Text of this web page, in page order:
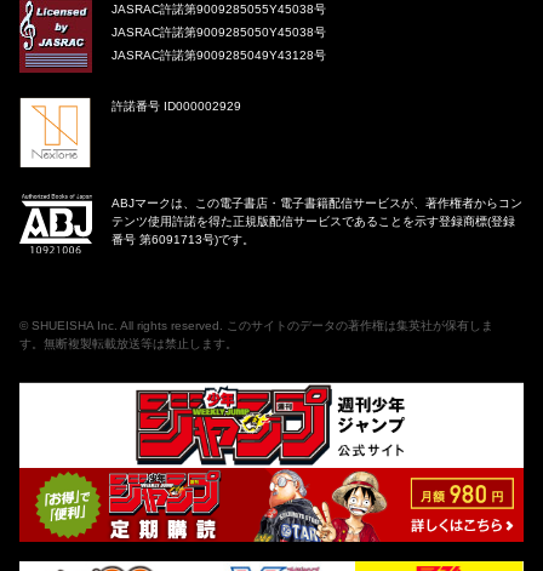
JASRAC許諾第9009285055Y45038号
JASRAC許諾第9009285050Y45038号
JASRAC許諾第9009285049Y43128号
許諾番号 ID000002929
ABJマークは、この電子書店・電子書籍配信サービスが、著作権者からコン
テンツ使用許諾を得た正規版配信サービスであることを示す登録商標(登録
番号 第6091713号)です。
© SHUEISHA Inc. All rights reserved. このサイトのデータの著作権は集英社が保有しま
す。無断複製転載放送等は禁止します。